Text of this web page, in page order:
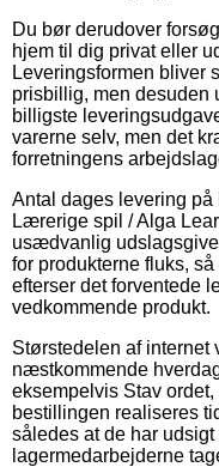
Du bør derudover
hjem til dig privat eller
Leveringsformen bliver
prisbillig, men desuden
billigste
varerne selv, men det
forretningens
Antal dages levering
Lærerige spil / Alga
usædvanlig
for produkterne fluks,
efterser det forventede
vedkommende produkt.
Størstedelen af internet
næstkommende
eksempelvis Stav
bestillingen realiseres
således at de har
lagermedarbejderne